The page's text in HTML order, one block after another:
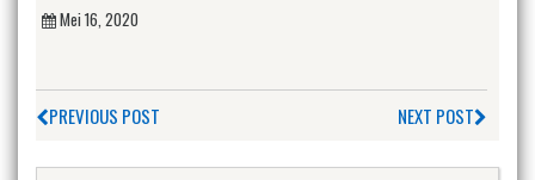
Mei 16, 2020
PREVIOUS POST NEXT POST